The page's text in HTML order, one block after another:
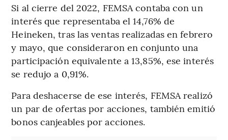
Si al cierre del 2022, FEMSA contaba con un
interés que representaba el 14,76% de
Heineken, tras las ventas realizadas en febrero
y mayo, que consideraron en conjunto una
participación equivalente a 13,85%, ese interés
se redujo a 0,91%.
Para deshacerse de ese interés, FEMSA realizó
un par de ofertas por acciones, también emitió
bonos canjeables por acciones.